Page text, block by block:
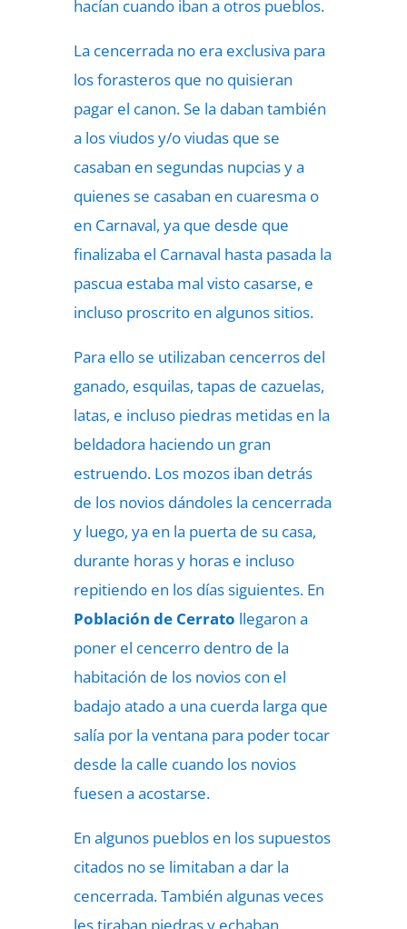
hacían cuando iban a otros pueblos.
La cencerrada no era exclusiva para
los forasteros que no quisieran
pagar el canon. Se la daban también
a los viudos y/o viudas que se
casaban en segundas nupcias y a
quienes se casaban en cuaresma o
en Carnaval, ya que desde que
finalizaba el Carnaval hasta pasada la
pascua estaba mal visto casarse, e
incluso proscrito en algunos sitios.
Para ello se utilizaban cencerros del
ganado, esquilas, tapas de cazuelas,
latas, e incluso piedras metidas en la
beldadora haciendo un gran
estruendo. Los mozos iban detrás
de los novios dándoles la cencerrada
y luego, ya en la puerta de su casa,
durante horas y horas e incluso
repitiendo en los días siguientes. En
Población de Cerrato llegaron a
poner el cencerro dentro de la
habitación de los novios con el
badajo atado a una cuerda larga que
salía por la ventana para poder tocar
desde la calle cuando los novios
fuesen a acostarse.
En algunos pueblos en los supuestos
citados no se limitaban a dar la
cencerrada. También algunas veces